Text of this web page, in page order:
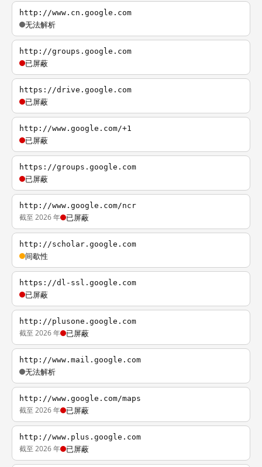
http://www.cn.google.com
无法解析
http://groups.google.com
已屏蔽
https://drive.google.com
已屏蔽
http://www.google.com/+1
已屏蔽
https://groups.google.com
已屏蔽
http://www.google.com/ncr
截至 2026 年 已屏蔽
http://scholar.google.com
间歇性
https://dl-ssl.google.com
已屏蔽
http://plusone.google.com
截至 2026 年 已屏蔽
http://www.mail.google.com
无法解析
http://www.google.com/maps
截至 2026 年 已屏蔽
http://www.plus.google.com
截至 2026 年 已屏蔽